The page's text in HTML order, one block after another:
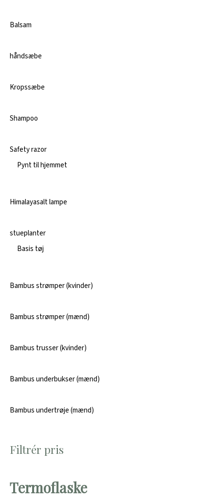
Balsam
håndsæbe
Kropssæbe
Shampoo
Safety razor
Pynt til hjemmet
Himalayasalt lampe
stueplanter
Basis tøj
Bambus strømper (kvinder)
Bambus strømper (mænd)
Bambus trusser (kvinder)
Bambus underbukser (mænd)
Bambus undertrøje (mænd)
Filtrér pris
Termoflaske